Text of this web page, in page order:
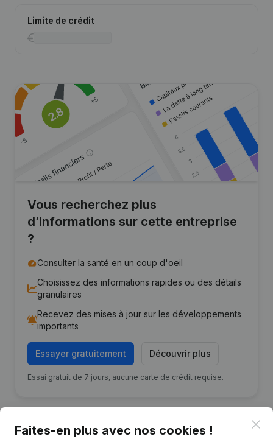
Limite de crédit
Vous recherchez plus
d’informations sur cette entreprise
?
Consulter la santé en un coup d'oeil
Choisissez des informations rapides ou des détails
granulaires
Recevez des mises à jour sur les développements
importants
Essayer gratuitement Découvrir plus
Essai gratuit de 7 jours, aucune carte de crédit requise.
Faites-en plus avec nos cookies !